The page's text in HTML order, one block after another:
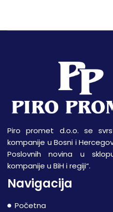
Piro promet d.o.o. se
kompanije u Bosni i
Poslovnih novina u
kompanije u BiH i regiji“.
Navigacija
Početna